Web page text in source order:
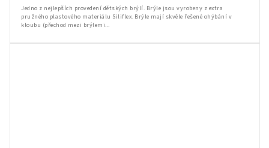
Jedno z nejlepších provedení dětských brýlí. Brýle jsou vyrobeny z extra
pružného plastového materiálu Siliflex. Brýle mají skvěle řešené ohýbání v
kloubu (přechod mezi brýlemi...